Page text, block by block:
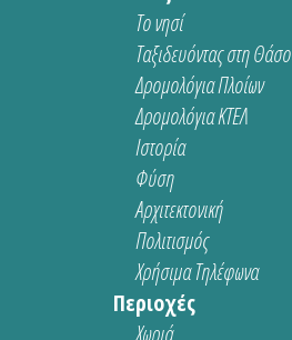
Το νησί
Ταξιδευόντας στη Θάσο
Δρομολόγια Πλοίων
Δρομολόγια ΚΤΕΛ
Ιστορία
Φύση
Αρχιτεκτονική
Πολιτισμός
Χρήσιμα Τηλέφωνα
Περιοχές
Χωριά